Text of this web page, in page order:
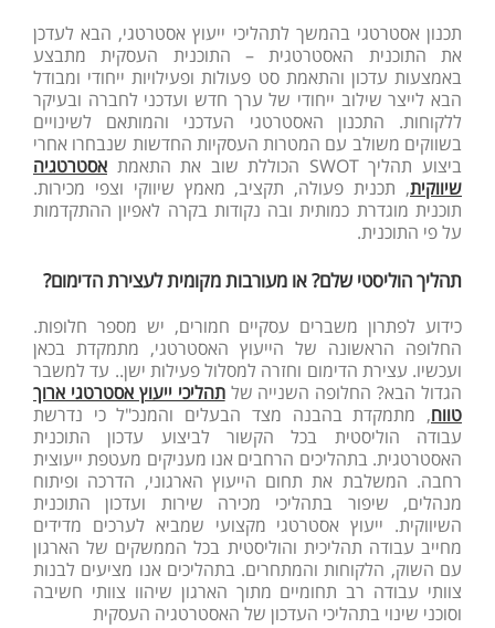
תכנון אסטרטגי בהמשך לתהליכי ייעוץ אסטרטגי, הבא לעדכן
את התוכנית האסטרטגית – התוכנית העסקית מתבצע
באמצעות עדכון והתאמת סט פעולות ופעילויות ייחודי ומבודל
הבא לייצר שילוב ייחודי של ערך חדש ועדכני לחברה ובעיקר
ללקוחות. התכנון האסטרטגי העדכני והמותאם לשינויים
בשווקים משולב עם המטרות העסקיות החדשות שנבחרו אחרי
ביצוע תהליך SWOT הכוללת שוב את התאמת
אסטרטגיה
שיווקית, תכנית פעולה, תקציב, מאמץ שיווקי וצפי מכירות.
תוכנית מוגדרת כמותית ובה נקודות בקרה לאפיון ההתקדמות
על פי התוכנית.
תהליך הוליסטי שלם? או מעורבות מקומית לעצירת הדימום?
כידוע לפתרון משברים עסקיים חמורים, יש מספר חלופות.
החלופה הראשונה של הייעוץ האסטרטגי, מתמקדת בכאן
ועכשיו. עצירת הדימום וחזרה למסלול פעילות ישן.. עד למשבר
הגדול הבא? החלופה השנייה שלתהליכי ייעוץ אסטרטגי ארוך
טווח, מתמקדת בהבנה מצד הבעלים והמנכ"ל כי נדרשת
עבודה הוליסטית בכל הקשור לביצוע עדכון התוכנית
האסטרטגית. בתהליכים הרחבים אנו מעניקים מעטפת ייעוצית
רחבה. המשלבת את תחום הייעוץ הארגוני, הדרכה ופיתוח
מנהלים, שיפור בתהליכי מכירה שירות ועדכון התוכנית
השיווקית. ייעוץ אסטרטגי מקצועי שמביא לערכים מדידים
מחייב עבודה תהליכית והוליסטית בכל הממשקים של הארגון
עם השוק, הלקוחות והמתחרים. בתהליכים אנו מציעים לבנות
צוותי עבודה רב תחומיים מתוך הארגון שיהוו צוותי חשיבה
וסוכני שינוי בתהליכי העדכון של האסטרטגיה העסקית